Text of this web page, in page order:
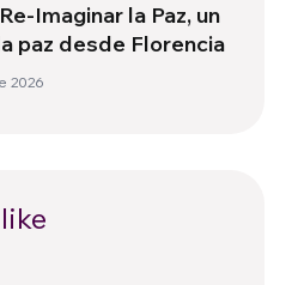
Imaginar la Paz, un
paz desde Florencia
2026